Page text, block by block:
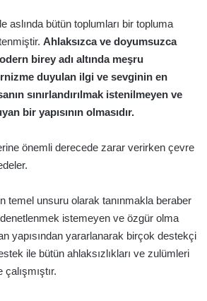
aslında bütün toplumları bir topluma
Ahlaksızca ve doyumsuzca
birey adı altında meşru
duyulan ilgi ve sevginin en
sınırlandırılmak istenilmeyen ve
bir yapısının olmasıdır.
önemli derecede zarar verirken çevre
temel unsuru olarak tanınmakla beraber
istemeyen ve özgür olma
yapısından yararlanarak birçok destekçi
ile bütün ahlaksızlıkları ve zulümleri